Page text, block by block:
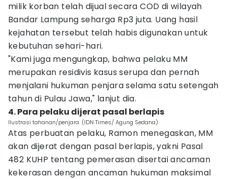
milik korban telah dijual secara COD di wilayah
Bandar Lampung seharga Rp3 juta. Uang hasil
kejahatan tersebut telah habis digunakan untuk
kebutuhan sehari-hari.
"Kami juga mengungkap, bahwa pelaku MM
merupakan residivis kasus serupa dan pernah
menjalani hukuman penjara selama satu setengah
tahun di Pulau Jawa," lanjut dia.
4. Para pelaku dijerat pasal berlapis
Ilustrasi tahanan/penjara. (IDN Times/ Agung Sedana)
Atas perbuatan pelaku, Ramon menegaskan, MM
akan dijerat dengan pasal berlapis, yakni Pasal
482 KUHP tentang pemerasan disertai ancaman
kekerasan dengan ancaman hukuman maksimal